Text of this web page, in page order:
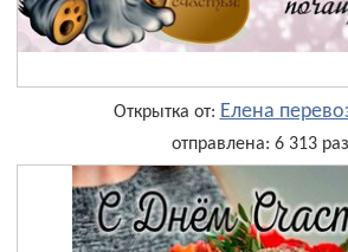
Открытка от: Елена
отправлена: 6 313